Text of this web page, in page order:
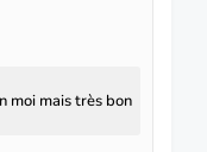
moi mais très bon